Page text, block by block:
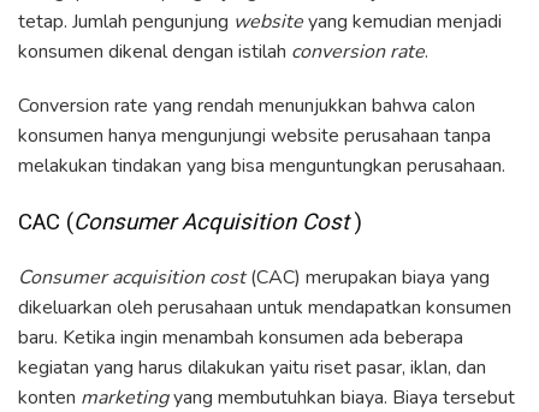
tetap. Jumlah pengunjung websiteyang kemudian menjadi
konsumen dikenal dengan istilah conversion rate.
Conversion rate yang rendah menunjukkan bahwa calon
konsumen hanya mengunjungi website perusahaan tanpa
melakukan tindakan yang bisa menguntungkan perusahaan.
CAC (Consumer Acquisition Cost)
Consumer acquisition cost(CAC) merupakan biaya yang
dikeluarkan oleh perusahaan untuk mendapatkan konsumen
baru. Ketika ingin menambah konsumen ada beberapa
kegiatan yang harus dilakukan yaitu riset pasar, iklan, dan
konten marketingyang membutuhkan biaya. Biaya tersebut